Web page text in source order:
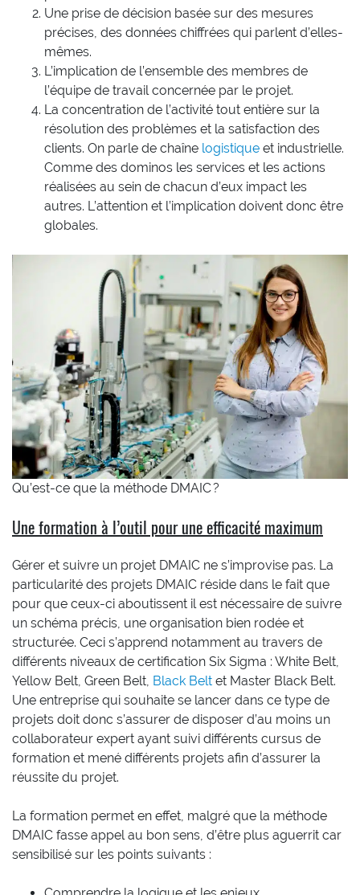
Une prise de décision basée sur des mesures
précises, des données chiffrées qui parlent d’elles-
mêmes.
L’implication de l’ensemble des membres de
l’équipe de travail concernée par le projet.
La concentration de l’activité tout entière sur la
résolution des problèmes et la satisfaction des
clients. On parle de chaîne logistique et industrielle.
Comme des dominos les services et les actions
réalisées au sein de chacun d’eux impact les
autres. L’attention et l’implication doivent donc être
globales.
Qu’est-ce que la méthode DMAIC ?
Une formation à l’outil pour une efficacité maximum
Gérer et suivre un projet DMAIC ne s’improvise pas. La
particularité des projets DMAIC réside dans le fait que
pour que ceux-ci aboutissent il est nécessaire de suivre
un schéma précis, une organisation bien rodée et
structurée. Ceci s’apprend notamment au travers de
différents niveaux de certification Six Sigma : White Belt,
Yellow Belt, Green Belt, Black Belt et Master Black Belt.
Une entreprise qui souhaite se lancer dans ce type de
projets doit donc s’assurer de disposer d’au moins un
collaborateur expert ayant suivi différents cursus de
formation et mené différents projets afin d’assurer la
réussite du projet.
La formation permet en effet, malgré que la méthode
DMAIC fasse appel au bon sens, d’être plus aguerrit car
sensibilisé sur les points suivants :